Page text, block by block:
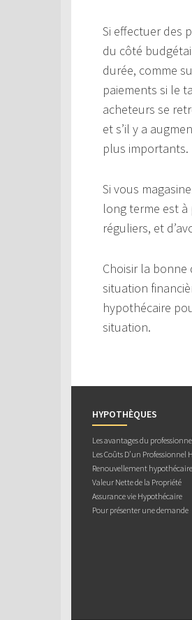
Si effectuer des
du côté
durée, comme
paiements si le
acheteurs se
et s’il y a
plus importants.
Si vous
long terme est à
réguliers, et
Choisir la
situation
hypothécaire
situation.
HYPOTHÈQUES
Les avantages du
Les Coûts D’un Professionnel
Renouvellement hypothécaire
Valeur Nette de la Propriété
Assurance vie Hypothécaire
Pour présenter une demande